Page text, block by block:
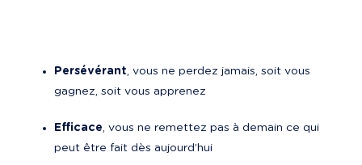
Persévérant, vous ne perdez jamais, soit vous
gagnez, soit vous apprenez
Efficace, vous ne remettez pas à demain ce qui
peut être fait dès aujourd’hui